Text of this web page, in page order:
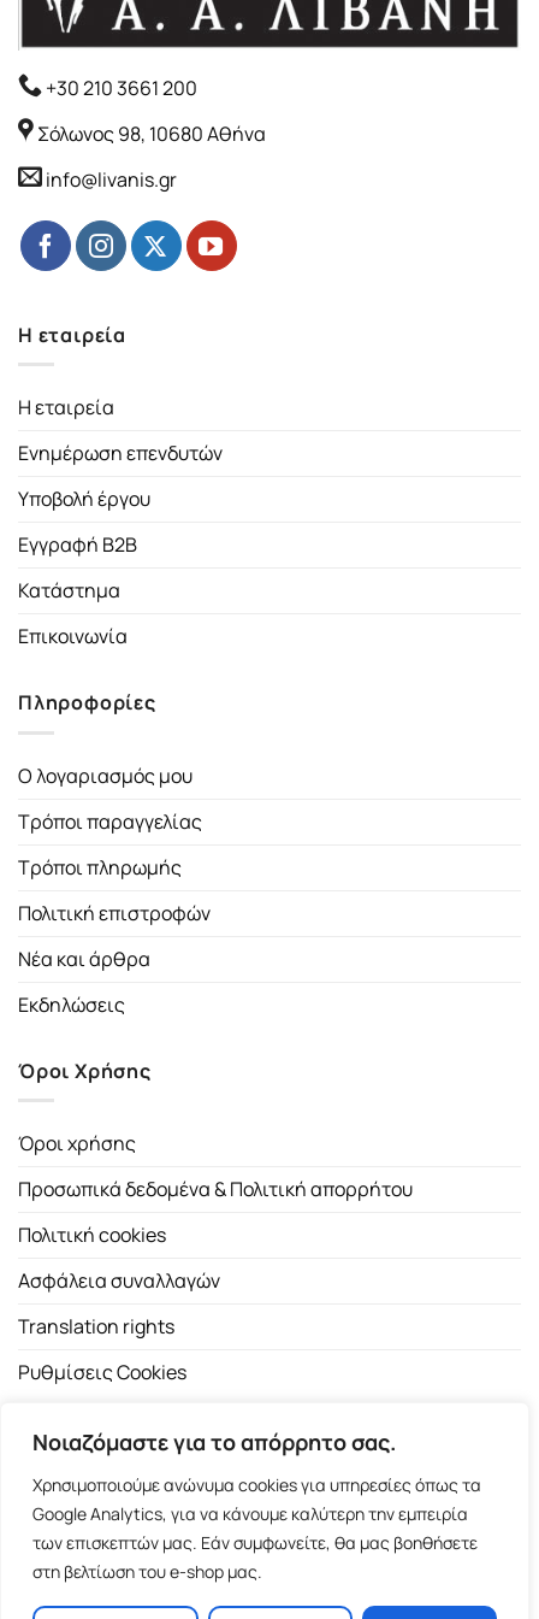
Νοιαζόμαστε για το απόρρητο σας.
Χρησιμοποιούμε ανώνυμα cookies για υπηρεσίες όπως τα
Google Analytics, για να κάνουμε καλύτερη την εμπειρία
των επισκεπτών μας. Εάν συμφωνείτε, θα μας βοηθήσετε
στη βελτίωση του e-shop μας.
+30 210 3661 200
Σόλωνος 98, 10680 Αθήνα
info@livanis.gr
Η εταιρεία
Η εταιρεία
Ενημέρωση επενδυτών
Υποβολή έργου
Εγγραφή B2B
Κατάστημα
Επικοινωνία
Πληροφορίες
Ο λογαριασμός μου
Τρόποι παραγγελίας
Τρόποι πληρωμής
Πολιτική επιστροφών
Νέα και άρθρα
Εκδηλώσεις
Όροι Χρήσης
Όροι χρήσης
Προσωπικά δεδομένα & Πολιτική απορρήτου
Πολιτική cookies
Ασφάλεια συναλλαγών
Translation rights
Ρυθμίσεις Cookies
Copyright 2026 ©Εκδοτικός Οίκος Α.Α. Λιβάνη| All rights
reserved.
Σόλωνος 98, 10680 Αθήνα | Τ:2103661200- F: 2103617791